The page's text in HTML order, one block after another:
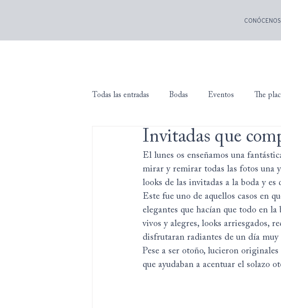
CONÓCENOS
Todas las entradas Bodas Eventos The
Invitadas que
El lunes os enseñamos una
mirar y remirar todas las fotos una
looks de las invitadas a la boda y es
Este fue uno de aquellos casos en
elegantes que hacían que todo en
vivos y alegres, looks arriesgados,
disfrutaran radiantes de un día muy
Pese a ser otoño, lucieron
que ayudaban a acentuar el solazo